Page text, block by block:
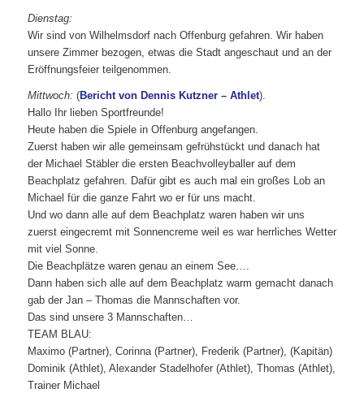
Dienstag:
Wir sind von Wilhelmsdorf nach Offenburg gefahren. Wir haben
unsere Zimmer bezogen, etwas die Stadt angeschaut und an der
Eröffnungsfeier teilgenommen.
Mittwoch: (Bericht von Dennis Kutzner – Athlet).
Hallo Ihr lieben Sportfreunde!
Heute haben die Spiele in Offenburg angefangen.
Zuerst haben wir alle gemeinsam gefrühstückt und danach hat
der Michael Stäbler die ersten Beachvolleyballer auf dem
Beachplatz gefahren. Dafür gibt es auch mal ein großes Lob an
Michael für die ganze Fahrt wo er für uns macht.
Und wo dann alle auf dem Beachplatz waren haben wir uns
zuerst eingecremt mit Sonnencreme weil es war herrliches Wetter
mit viel Sonne.
Die Beachplätze waren genau an einem See….
Dann haben sich alle auf dem Beachplatz warm gemacht danach
gab der Jan – Thomas die Mannschaften vor.
Das sind unsere 3 Mannschaften…
TEAM BLAU:
Maximo (Partner), Corinna (Partner), Frederik (Partner), (Kapitän)
Dominik (Athlet), Alexander Stadelhofer (Athlet), Thomas (Athlet),
Trainer Michael